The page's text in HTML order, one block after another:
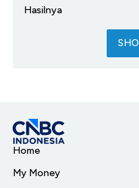
Hasilnya
Home
My Money